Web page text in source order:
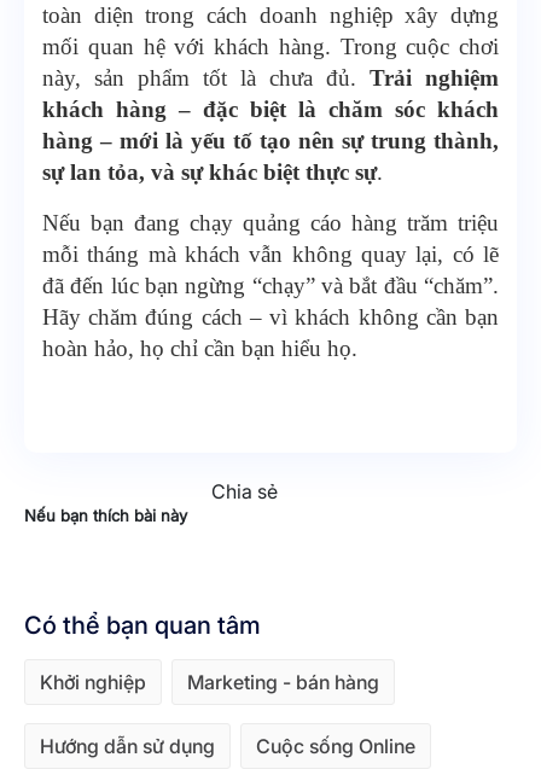
toàn diện trong cách doanh nghiệp xây dựng
mối quan hệ với khách hàng. Trong cuộc chơi
này, sản phẩm tốt là chưa đủ. Trải nghiệm
khách hàng – đặc biệt là chăm sóc khách
hàng – mới là yếu tố tạo nên sự trung thành,
sự lan tỏa, và sự khác biệt thực sự.
Nếu bạn đang chạy quảng cáo hàng trăm triệu
mỗi tháng mà khách vẫn không quay lại, có lẽ
đã đến lúc bạn ngừng “chạy” và bắt đầu “chăm”.
Hãy chăm đúng cách – vì khách không cần bạn
hoàn hảo, họ chỉ cần bạn hiểu họ.
Nếu bạn thích bài này
Chia sẻ
Có thể bạn quan tâm
Khởi nghiệp Marketing - bán hàng
Hướng dẫn sử dụng Cuộc sống Online